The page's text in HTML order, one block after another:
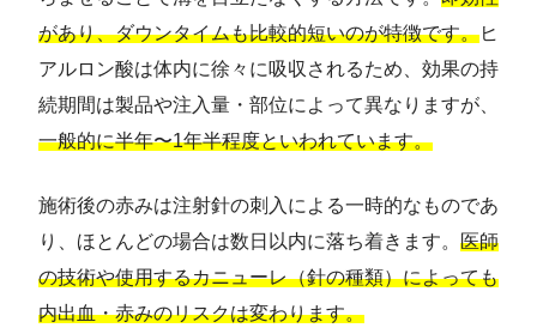
があり、ダウンタイムも比較的短いのが特徴です。ヒ
アルロン酸は体内に徐々に吸収されるため、効果の持
続期間は製品や注入量・部位によって異なりますが、
一般的に半年〜1年半程度といわれています。
施術後の赤みは注射針の刺入による一時的なものであ
り、ほとんどの場合は数日以内に落ち着きます。 医師
の技術や使用するカニューレ（針の種類）によっても
内出血・赤みのリスクは変わります。